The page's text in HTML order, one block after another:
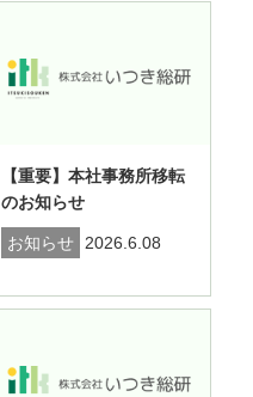
【重要】本社事務所移転
のお知らせ
お知らせ 2026.6.08